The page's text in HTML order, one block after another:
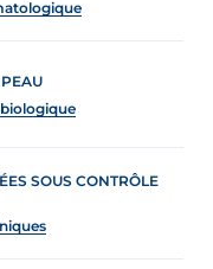
SOUS CONTRÔLE